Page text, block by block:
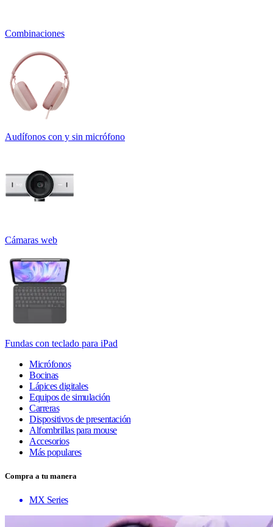
Combinaciones
Audífonos con y sin micrófono
Cámaras web
Fundas con teclado para iPad
Micrófonos
Bocinas
Lápices digitales
Equipos de simulación
Carreras
Dispositivos de presentación
Alfombrillas para mouse
Accesorios
Más populares
Compra a tu manera
MX Series